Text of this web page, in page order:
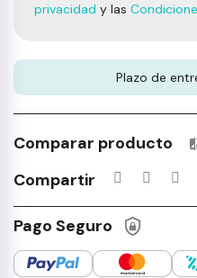
privacidad y las
Plazo de
Comparar producto
Compartir
Pago Seguro